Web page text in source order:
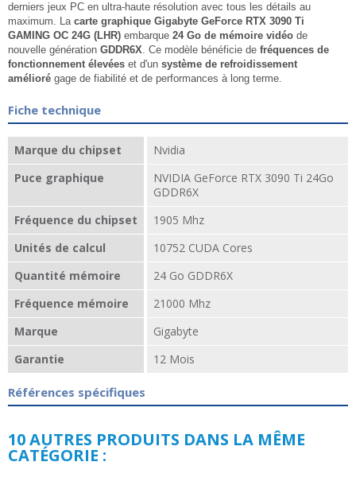
derniers jeux PC en ultra-haute résolution avec tous les détails au
maximum. La carte graphique Gigabyte GeForce RTX 3090 Ti
GAMING OC 24G (LHR) embarque 24 Go de mémoire vidéo de
nouvelle génération GDDR6X. Ce modèle bénéficie de fréquences de
fonctionnement élevées et d'un système de refroidissement
amélioré gage de fiabilité et de performances à long terme.
Fiche technique
Marque du chipset
Nvidia
Puce graphique
NVIDIA GeForce RTX 3090 Ti 24Go
GDDR6X
Fréquence du chipset
1905 Mhz
Unités de calcul
10752 CUDA Cores
Quantité mémoire
24 Go GDDR6X
Fréquence mémoire
21000 Mhz
Marque
Gigabyte
Garantie
12 Mois
Références spécifiques
10 AUTRES PRODUITS DANS LA MÊME
CATÉGORIE :